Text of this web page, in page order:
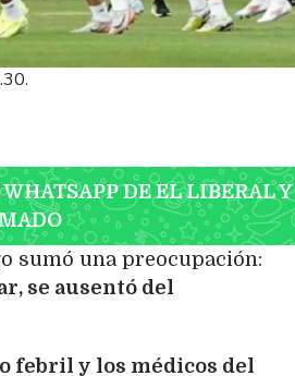
DE EL LIBERAL Y
sumó una preocupación:
se ausentó del
febril y los médicos del